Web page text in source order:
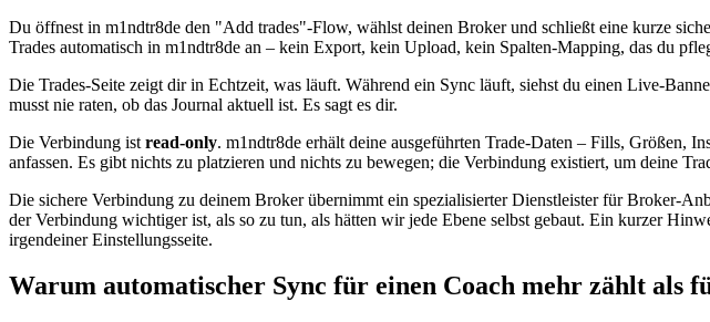
Du öffnest in m1ndtr8de den "Add trades"-Flow, wählst deinen Broker und schließt eine kurze
Trades automatisch in m1ndtr8de an – kein Export, kein Upload, kein Spalten-Mapping, das du
Die Trades-Seite zeigt dir in Echtzeit, was läuft. Während ein Sync läuft, siehst du einen Live-
musst nie raten, ob das Journal aktuell ist. Es sagt es dir.
Die Verbindung ist read-only. m1ndtr8de erhält deine ausgeführten Trade-Daten – Fills, Größen,
anfassen. Es gibt nichts zu platzieren und nichts zu bewegen; die Verbindung existiert, um deine
Die sichere Verbindung zu deinem Broker übernimmt ein spezialisierter Dienstleister für Broker-
der Verbindung wichtiger ist, als so zu tun, als hätten wir jede Ebene selbst gebaut. Ein kurzer
irgendeiner Einstellungsseite.
Warum automatischer Sync für einen Coach mehr zählt als